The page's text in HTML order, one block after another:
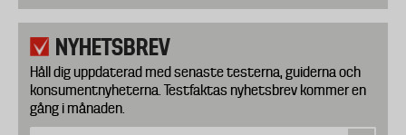
NYHETSBREV
Håll dig uppdaterad med senaste testerna, guiderna och
konsumentnyheterna. Testfaktas nyhetsbrev kommer en
gång i månaden.